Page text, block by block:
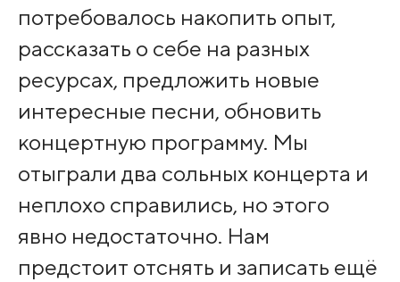
потребовалось накопить опыт,
рассказать о себе на разных
ресурсах, предложить новые
интересные песни, обновить
концертную программу. Мы
отыграли два сольных концерта и
неплохо справились, но этого
явно недостаточно. Нам
предстоит отснять и записать ещё